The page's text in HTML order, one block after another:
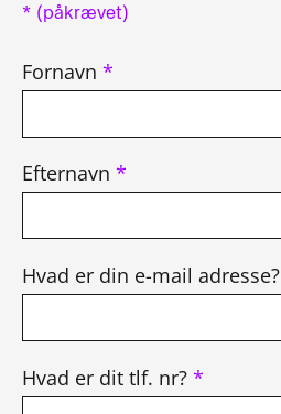
* (påkrævet)
Fornavn *
Efternavn *
Hvad er din e-mail adresse?
Hvad er dit tlf. nr? *